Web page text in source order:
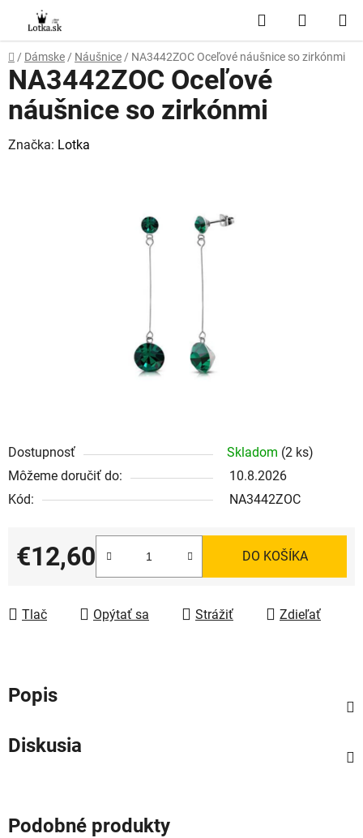
obsah
Hľadať
KOŠÍK
Domov
/ Dámske / Náušnice / NA3442ZOC Oceľové náušnice so zirkónmi
Dostupnosť Skladom (2 ks)
Môžeme doručiť do:
10.8.2026
Kód:
NA3442ZOC
€12,60
Jednotková cena:
DO KOŠÍKA
Tlač Opýtať sa Strážiť Zdieľať
NA3442ZOC Oceľové
náušnice so zirkónmi
Značka: Lotka
Popis
Diskusia
Podobné produkty